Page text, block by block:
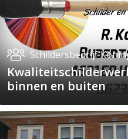
Schildersbedrijf
binnen en buiten